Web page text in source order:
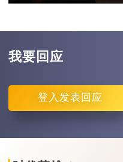
我要回应
登入 发表回应